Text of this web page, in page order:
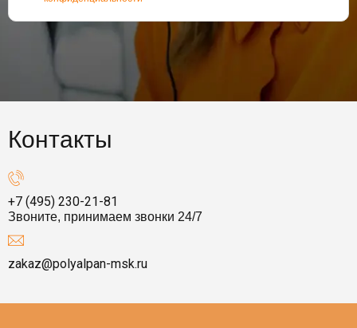
Контакты
+7 (495) 230-21-81
Звоните, принимаем звонки 24/7
zakaz@polyalpan-msk.ru